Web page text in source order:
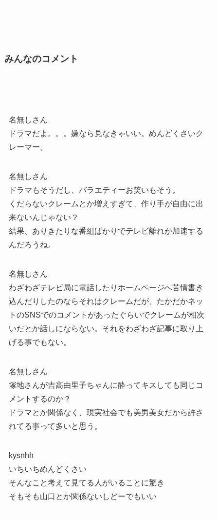
みんなのコメント
名無しさん
ドラマだよ。。。嫌なら見なきゃいい。めんどくさいク
レーマー。
名無しさん
ドラマもそうだし、バラエティーお笑いもそう。
くだらないクレームとか増えすぎて、作り手が自由に出
来ないんじゃない？
結果、ありきたりな番組ばかりでテレビ離れが加速する
んだろうね。
名無しさん
わざわざテレビ局に電話したりホームページへ苦情書き
込んだりしたのならそれはクレームだが、たかだかネッ
トのSNSでのコメントがあったぐらいでクレームが相次
いだとか話しにならない。それをわざわざ記事に取り上
げる事でもない。
名無しさん
塚地さんが吉高由里子ちゃんに酔ってキスしても同じコ
メントするのか？
ドラマとか関係なく、現実社会でも美男美女だから許さ
れてる事って多いと思う。
kysnhh
いちいちめんどくさい
そんなこと考えて見てる人がいることに驚き
そもそも山口とか関係ないしどーでもいい